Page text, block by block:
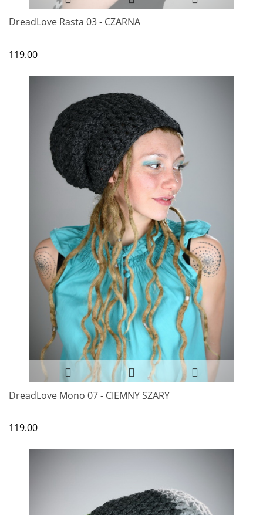
DreadLove Rasta 03 - CZARNA
119.00
DreadLove Mono 07 - CIEMNY SZARY
119.00